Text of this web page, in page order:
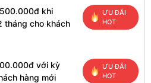
khi
tháng cho khách
ƯU ĐÃI
HOT
với kỳ
hàng mới
ƯU ĐÃI
HOT